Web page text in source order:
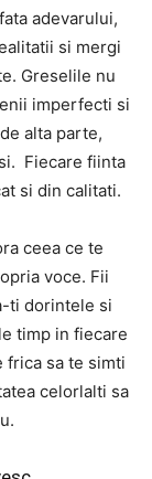
adevarului,
si mergi
Greselile nu
imperfecti si
alta parte,
Fiecare fiinta
si din calitati.
ceea ce te
voce. Fii
ti dorintele si
timp in fiecare
frica sa te simti
celorlalti sa